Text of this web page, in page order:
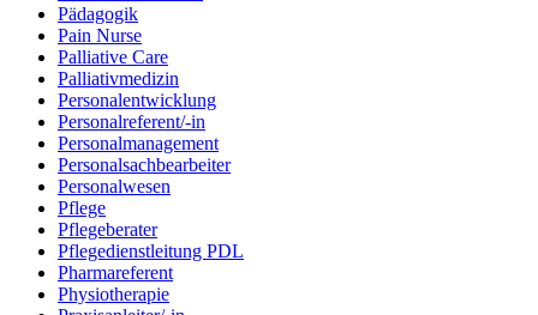
Pädagogik
Pain Nurse
Palliative Care
Palliativmedizin
Personalentwicklung
Personalreferent/-in
Personalmanagement
Personalsachbearbeiter
Personalwesen
Pflege
Pflegeberater
Pflegedienstleitung PDL
Pharmareferent
Physiotherapie